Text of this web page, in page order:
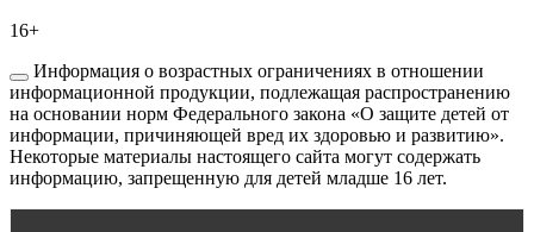
16+
Информация о возрастных ограничениях в отношении
информационной продукции, подлежащая распространению
на основании норм Федерального закона «О защите детей от
информации, причиняющей вред их здоровью и развитию».
Некоторые материалы настоящего сайта могут содержать
информацию, запрещенную для детей младше 16 лет.